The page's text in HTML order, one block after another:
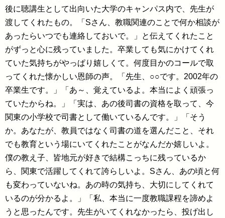
後に聴講生として出向いた大学のキャンパス内で、先生が
渡してくれたもの。「Sさん、教職関連のことで何か相談が
あったらいつでも連絡しておいで。」と伝えてくれたこと
がずっと心に残っていました。卒業しても気にかけてくれ
ていた気持ちがやっぱり嬉しくて。何度目かのコールで取
ってくれた懐かしい恩師の声。「先生、○○です。2002年の
卒業生です。」「あ～、覚えているよ。本当によく頑張っ
ていたからね。」「実は、あの後司書の資格を取って、今
関東の小学校で司書として働いているんです。」「そう
か。あなたが、教員ではなく司書の道を選んだこと、それ
でも教育という場にいてくれたことがなんだか嬉しいよ。
僕の教え子、皆地元が好きで結構こっちに残っているか
ら、関東で活躍してくれて誇らしいよ。Sさん、あの頃と何
も変わっていないね。あの時の気持ち、大切にしてくれて
いるのが分かるよ。」「私、本当に一度教職課程を諦めよ
うと思ったんです。先生がいてくれなかったら、投げ出し